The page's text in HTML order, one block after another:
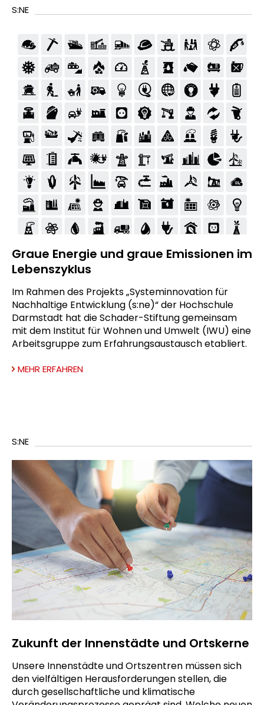
S:NE
Graue Energie und graue Emissionen im
Lebenszyklus
Im Rahmen des Projekts „Systeminnovation für
Nachhaltige Entwicklung (s:ne)“ der Hochschule
Darmstadt hat die Schader-Stiftung gemeinsam
mit dem Institut für Wohnen und Umwelt (IWU) eine
Arbeitsgruppe zum Erfahrungsaustausch etabliert.
MEHR ERFAHREN
S:NE
Zukunft der Innenstädte und Ortskerne
Unsere Innenstädte und Ortszentren müssen sich
den vielfältigen Herausforderungen stellen, die
durch gesellschaftliche und klimatische